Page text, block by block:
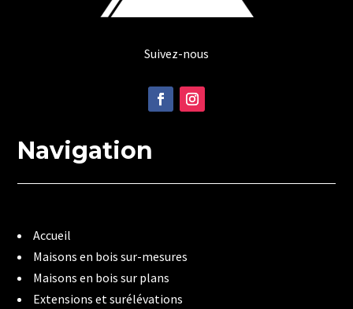
Suivez-nous
Navigation
Accueil
Maisons en bois sur-mesures
Maisons en bois sur plans
Extensions et surélévations